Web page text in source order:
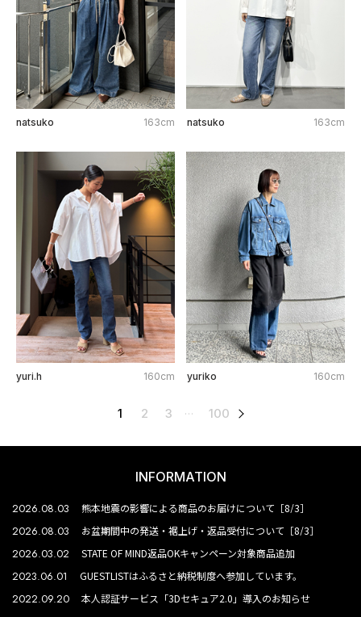
natsuko 163cm natsuko 163cm
yuri.h 160cm yuriko 160cm
1 2 3 … 100
INFORMATION
2026.08.03 熊本地震の影響による商品のお届けについて［8/3］
2026.08.03 お盆期間中の発送・裾上げ・返品受付について［8/3］
2026.03.02 STATE OF MIND返品OKキャンペーン対象商品追加
2023.06.01 GUESTLISTはふるさと納税制度へ参加しています。
2022.09.20 本人認証サービス「3Dセキュア2.0」導入のお知らせ